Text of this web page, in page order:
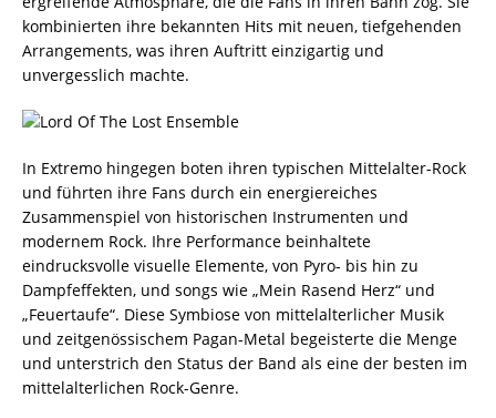
kombinierten ihre bekannten Hits mit neuen, tiefgehenden
Arrangements, was ihren Auftritt einzigartig und
unvergesslich machte.
In Extremo hingegen boten ihren typischen Mittelalter-Rock
und führten ihre Fans durch ein energiereiches
Zusammenspiel von historischen Instrumenten und
modernem Rock. Ihre Performance beinhaltete
eindrucksvolle visuelle Elemente, von Pyro- bis hin zu
Dampfeffekten, und songs wie „Mein Rasend Herz“ und
„Feuertaufe“. Diese Symbiose von mittelalterlicher Musik
und zeitgenössischem Pagan-Metal begeisterte die Menge
und unterstrich den Status der Band als eine der besten im
mittelalterlichen Rock-Genre.